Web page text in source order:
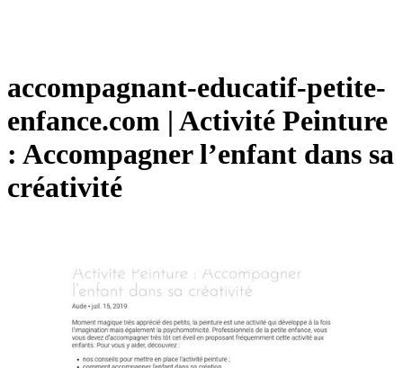
accompagnant-educatif-petite-
enfance.com | Activité Peinture
: Accompagner l’enfant dans sa
créativité